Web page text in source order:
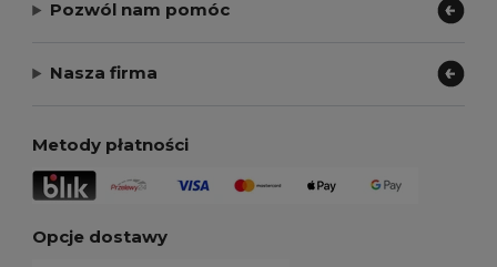
Pozwól nam pomóc
Nasza firma
Metody płatności
Opcje dostawy